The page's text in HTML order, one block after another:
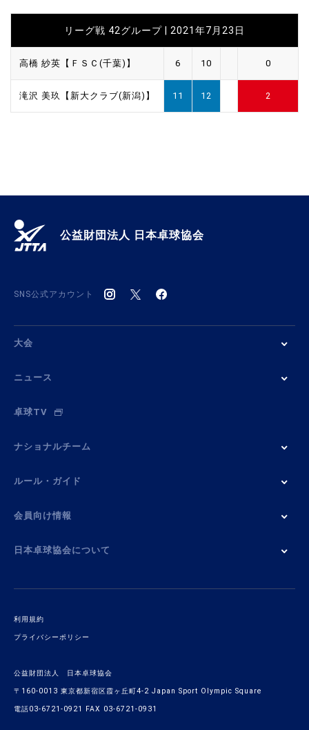
リーグ戦 42グループ | 2021年7月23日
高橋 紗英【ＦＳＣ(千葉)】 6 10 0
滝沢 美玖【新大クラブ(新潟)】 11 12 2
公益財団法人 日本卓球協会
SNS公式アカウント
大会
ニュース
卓球TV
ナショナルチーム
ルール・ガイド
会員向け情報
日本卓球協会について
利用規約
プライバシーポリシー
公益財団法人 日本卓球協会
〒160-0013 東京都新宿区霞ヶ丘町4-2 Japan Sport Olympic Square
電話03-6721-0921 FAX 03-6721-0931